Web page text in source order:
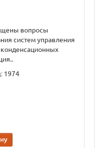
вопросы
систем управления
1974